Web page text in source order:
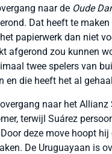
naar de Oude
Dat heeft te
papierwerk dan niet
afgerond zou kunnen
twee spelers van
en die heeft het al
naar het Allianz
terwijl Suárez
deze move hoopt hij
De Uruguayaan is